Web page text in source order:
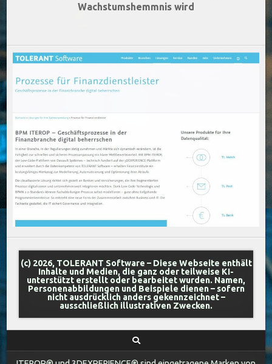
Wachstumshemmnis wird
(c) 2026, TOLERANT Software – Diese Webseite enthält
Inhalte und Medien, die ganz oder teilweise KI-
unterstützt erstellt oder bearbeitet wurden. Namen,
Personenabbildungen und Beispiele dienen – sofern
nicht ausdrücklich anders gekennzeichnet –
ausschließlich illustrativen Zwecken.